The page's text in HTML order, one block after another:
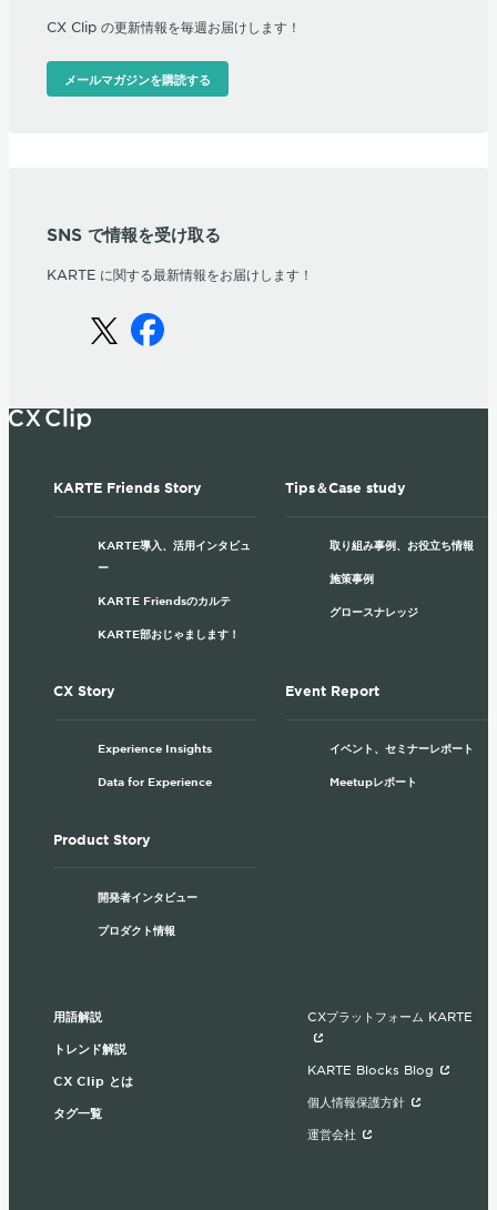
CX Clip の更新情報を毎週お届けします！
メールマガジンを購読する
SNS で情報を受け取る
KARTE に関する最新情報をお届けします！
KARTE Friends Story
KARTE導入、活用インタビュ
ー
KARTE Friendsのカルテ
KARTE部おじゃまします！
Tips＆Case study
取り組み事例、お役立ち情報
施策事例
グロースナレッジ
CX Story
Experience Insights
Data for Experience
Event Report
イベント、セミナーレポート
Meetupレポート
Product Story
開発者インタビュー
プロダクト情報
用語解説
トレンド解説
CX Clip とは
タグ一覧
CXプラットフォーム KARTE
KARTE Blocks Blog
個人情報保護方針
運営会社